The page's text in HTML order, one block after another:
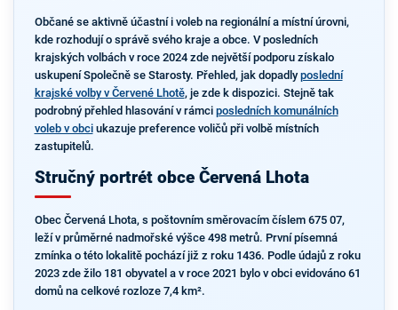
Občané se aktivně účastní i voleb na regionální a místní úrovni,
kde rozhodují o správě svého kraje a obce. V posledních
krajských volbách v roce 2024 zde největší podporu získalo
uskupení Společně se Starosty. Přehled, jak dopadly poslední
krajské volby v Červené Lhotě, je zde k dispozici. Stejně tak
podrobný přehled hlasování v rámci posledních komunálních
voleb v obciukazuje preference voličů při volbě místních
zastupitelů.
Stručný portrét obce Červená Lhota
Obec Červená Lhota, s poštovním směrovacím číslem 675 07,
leží v průměrné nadmořské výšce 498 metrů. První písemná
zmínka o této lokalitě pochází již z roku 1436. Podle údajů z roku
2023 zde žilo 181 obyvatel a v roce 2021 bylo v obci evidováno 61
domů na celkové rozloze 7,4 km².